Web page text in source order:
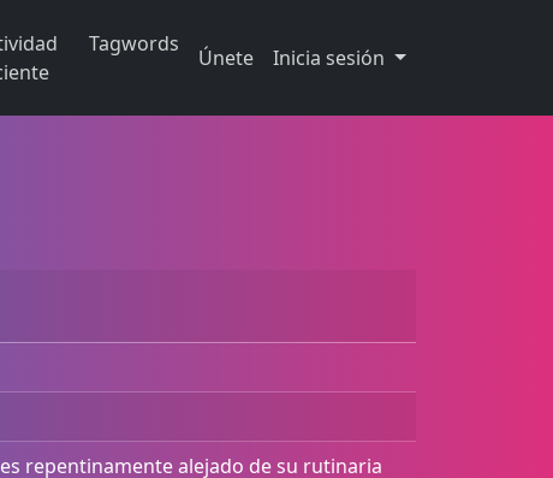
Tagwords
Únete Inicia sesión
repentinamente alejado de su rutinaria